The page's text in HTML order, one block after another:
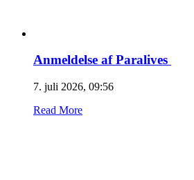
Anmeldelse af Paralives
7. juli 2026, 09:56
Read More